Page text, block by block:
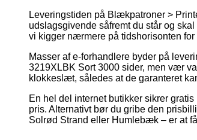
Leveringstiden på Blækpatroner >
udslagsgivende såfremt du står og
vi kigger nærmere på tidshorisonten
Masser af e-forhandlere byder på
3219XLBK Sort 3000 sider, men vær
klokkeslæt, således at de garanteret
En hel del internet butikker sikrer
pris. Alternativt bør du gribe den
Solrød Strand eller Humlebæk – er at